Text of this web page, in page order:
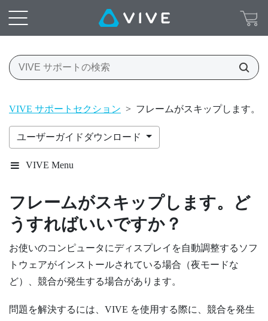
VIVE サポートセクション > フレームがスキップします。
ユーザーガイドダウンロード
VIVE Menu
フレームがスキップします。ど
うすればいいですか？
お使いのコンピュータにディスプレイを自動調整するソフ
トウェアがインストールされている場合（夜モードな
ど）、競合が発生する場合があります。
問題を解決するには、 VIVE を使用する際に、競合を発生